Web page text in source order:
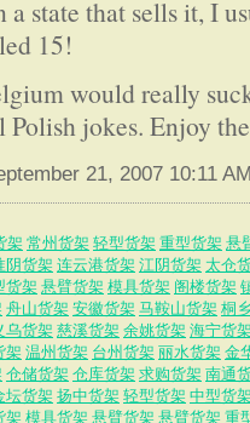
state that sells it, I
15!
would really
jokes. Enjoy
21, 2007 10:11
架常州货架轻型货架重型货架悬
阴货架连云港货架江阴货架太仓
货架悬臂货架模具货架 阁楼货架
舟山货架安徽货架马鞍山货架桐
乌货架慈溪货架余姚货架海宁货
架温州货架 台州货架丽水货架金
仓储货架仓库货架求购货架南通
坛货架扬中货架轻型货架中型货
架模具货架悬臂货架悬臂货架重